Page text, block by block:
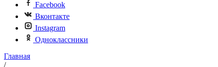
Facebook
Вконтакте
Instagram
Одноклассники
Главная
/